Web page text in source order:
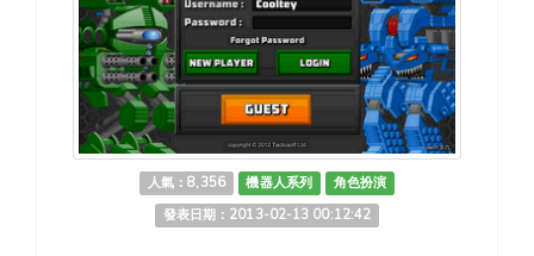
人氣：8,356 機器人系列
角色扮演
發表日期：2013-02-13 00:12:42